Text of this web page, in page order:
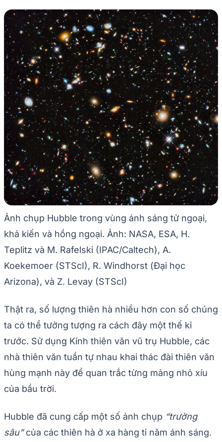
Ảnh chụp Hubble trong vùng ánh sáng tử ngoại,
khả kiến và hồng ngoại. Ảnh: NASA, ESA, H.
Teplitz và M. Rafelski (IPAC/Caltech), A.
Koekemoer (STScI), R. Windhorst (Đại học
Arizona), và Z. Levay (STScI)
Thật ra, số lượng thiên hà nhiều hơn con số chúng
ta có thể tưởng tượng ra cách đây một thế kỉ
trước. Sử dụng Kính thiên văn vũ trụ Hubble, các
nhà thiên văn tuần tự nhau khai thác đài thiên văn
hùng mạnh này để quan trắc từng mảng nhỏ xíu
của bầu trời.
Hubble đã cung cấp một số ảnh chụp “trường
sâu”của các thiên hà ở xa hàng tỉ năm ánh sáng.